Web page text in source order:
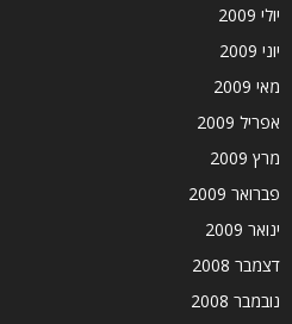
יולי 2009
יוני 2009
מאי 2009
אפריל 2009
מרץ 2009
פברואר 2009
ינואר 2009
דצמבר 2008
נובמבר 2008